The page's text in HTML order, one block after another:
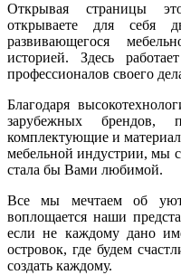
Открывая страницы
открываете для себя
развивающегося
историей. Здесь
профессионалов своего
Благодаря
зарубежных брендов,
комплектующие и
мебельной индустрии, мы
стала бы Вами любимой.
Все мы мечтаем об
воплощается наши
если не каждому дано
островок, где будем
создать каждому.